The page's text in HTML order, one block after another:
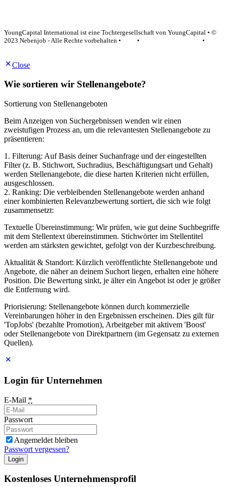
YoungCapital International ist eine Tochtergesellschaft von YoungCapital • ©
2023 Nebenjob - Alle Rechte vorbehalten •
•
•
Close
Wie sortieren wir Stellenangebote?
Sortierung von Stellenangeboten
Beim Anzeigen von Suchergebnissen wenden wir einen
zweistufigen Prozess an, um die relevantesten Stellenangebote zu
präsentieren:
1. Filterung: Auf Basis deiner Suchanfrage und der eingestellten
Filter (z. B. Stichwort, Suchradius, Beschäftigungsart und Gehalt)
werden Stellenangebote, die diese harten Kriterien nicht erfüllen,
ausgeschlossen.
2. Ranking: Die verbleibenden Stellenangebote werden anhand
einer kombinierten Relevanzbewertung sortiert, die sich wie folgt
zusammensetzt:
Textuelle Übereinstimmung: Wir prüfen, wie gut deine Suchbegriffe
mit dem Stellentext übereinstimmen. Stichwörter im Stellentitel
werden am stärksten gewichtet, gefolgt von der Kurzbeschreibung.
Aktualität & Standort: Kürzlich veröffentlichte Stellenangebote und
Angebote, die näher an deinem Suchort liegen, erhalten eine höhere
Position. Die Bewertung sinkt, je älter ein Angebot ist oder je größer
die Entfernung wird.
Priorisierung: Stellenangebote können durch kommerzielle
Vereinbarungen höher in den Ergebnissen erscheinen. Dies gilt für
'TopJobs' (bezahlte Promotion), Arbeitgeber mit aktivem 'Boost'
oder Stellenangebote von Direktpartnern (im Gegensatz zu externen
Quellen).
Login für Unternehmen
E-Mail *
Passwort
Angemeldet bleiben
Passwort vergessen?
Login
Kostenloses Unternehmensprofil